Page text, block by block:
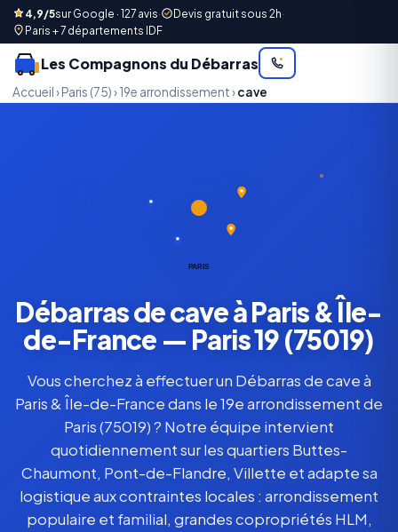
4,9/5sur Google · 127 avis· Devis gratuit sous 2h·
Paris + 7 départements IDF
Les Compagnons du Débarras
Accueil› Paris (75)› 19e arrondissement› cave
PARIS
Débarras de cave à Paris & Île-
de-France — Paris 19 (75019)
Vous cherchez à effectuer un Débarras de cave à
Paris & Île-de-France dans le 19e arrondissement de
Paris (75019) ? Notre équipe intervient
quotidiennement sur les quartiers Buttes-
Chaumont, Pont-de-Flandre, Villette et adapte sa
logistique aux contraintes locales : arrondissement
populaire et familial, grandes copropriétés HLM,